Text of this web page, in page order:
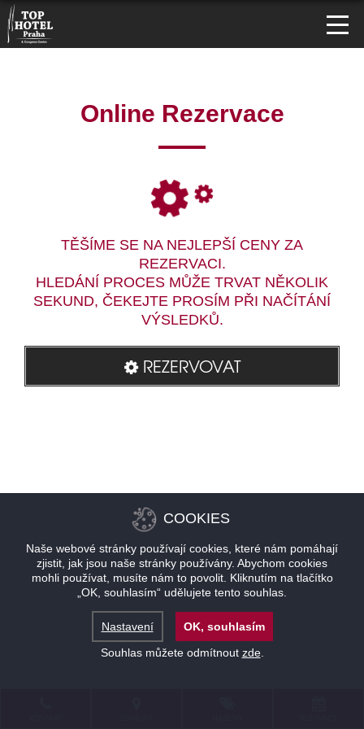
Online Rezervace
TĚŠÍME SE NA NEJLEPŠÍ CENY ZA
REZERVACI.
HLEDÁNÍ PROCES MŮŽE TRVAT NĚKOLIK
SEKUND, ČEKEJTE PROSÍM PŘI NAČÍTÁNÍ
VÝSLEDKŮ.
REZERVOVAT
COOKIES
Naše webové stránky používají cookies, které nám pomáhají
zjistit, jak jsou naše stránky používány. Abychom cookies
mohli používat, musíte nám to povolit. Kliknutím na tlačítko
„OK, souhlasím“ udělujete tento souhlas.
Nastavení
OK, souhlasím
Souhlas můžete odmítnout zde.